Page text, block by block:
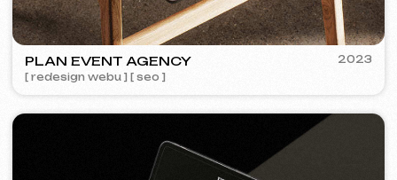
TOP TRAVEL COMPANY
[ logo ] [ web ] [ seo ] [ design ]